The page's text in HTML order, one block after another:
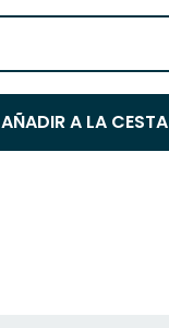
AÑADIR A LA CESTA